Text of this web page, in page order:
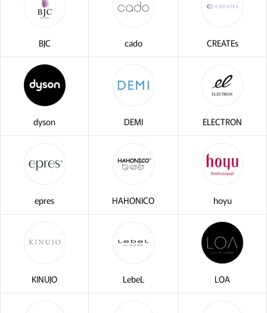
BJC cado CREATEs
dyson DEMI ELECTRON
epres HAHONICO hoyu
KINUJO LebeL LOA